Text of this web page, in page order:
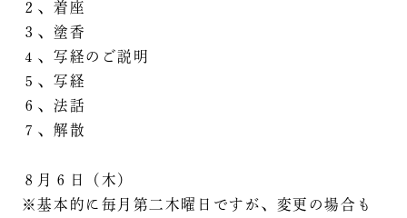
２、着座
３、塗香
４、写経のご説明
５、写経
６、法話
７、解散
８月６日（木）
※基本的に毎月第二木曜日ですが、変更の場合も